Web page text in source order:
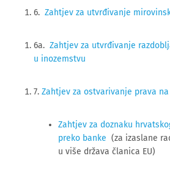
6. Zahtjev za utvrđivanje
6a. Zahtjev za utvrđivanje
u inozemstvu
7. Zahtjev za ostvarivanje prava
Zahtjev za doznaku
preko banke (za izaslane
u više država članica EU)